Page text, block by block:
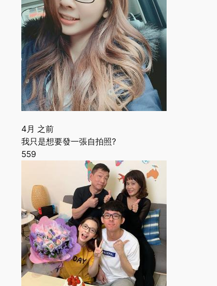
4月 之前
我只是想要發一張自拍照?
559